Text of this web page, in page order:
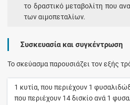
το δραστικό μεταβολίτη που
των αιμοπεταλίων.
Συσκευασία και συγκέντρωση
Το σκεύασμα παρουσιάζει τον εξής
1 κυτία, που περιέχουν 1
που περιέχουν 14δισκίοανά 1